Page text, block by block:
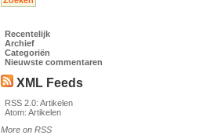
Recentelijk
Archief
Categoriën
Nieuwste commentaren
XML Feeds
RSS 2.0: Artikelen
Atom: Artikelen
More on RSS